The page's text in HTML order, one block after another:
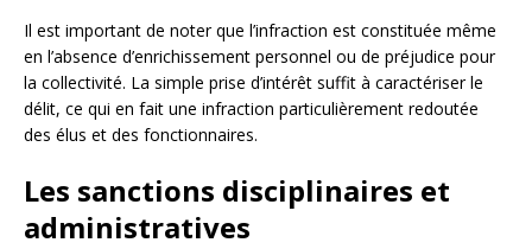
Il est important de noter que l’infraction est constituée même
en l’absence d’enrichissement personnel ou de préjudice pour
la collectivité. La simple prise d’intérêt suffit à caractériser le
délit, ce qui en fait une infraction particulièrement redoutée
des élus et des fonctionnaires.
Les sanctions disciplinaires et
administratives